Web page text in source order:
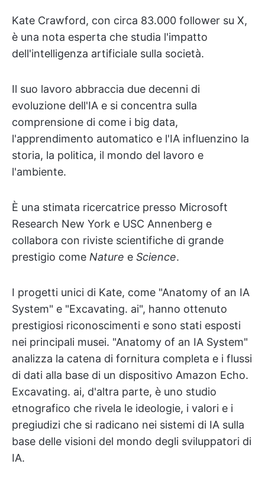
Kate Crawford, con circa 83.000 follower su X,
è una nota esperta che studia l'impatto
dell'intelligenza artificiale sulla società.
Il suo lavoro abbraccia due decenni di
evoluzione dell'IA e si concentra sulla
comprensione di come i big data,
l'apprendimento automatico e l'IA influenzino la
storia, la politica, il mondo del lavoro e
l'ambiente.
È una stimata ricercatrice presso Microsoft
Research New York e USC Annenberg e
collabora con riviste scientifiche di grande
prestigio come Nature e Science.
I progetti unici di Kate, come "Anatomy of an IA
System" e "Excavating. ai", hanno ottenuto
prestigiosi riconoscimenti e sono stati esposti
nei principali musei. "Anatomy of an IA System"
analizza la catena di fornitura completa e i flussi
di dati alla base di un dispositivo Amazon Echo.
Excavating. ai, d'altra parte, è uno studio
etnografico che rivela le ideologie, i valori e i
pregiudizi che si radicano nei sistemi di IA sulla
base delle visioni del mondo degli sviluppatori di
IA.